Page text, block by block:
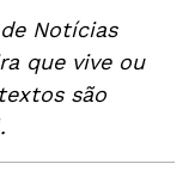
Notícias
que vive ou
são